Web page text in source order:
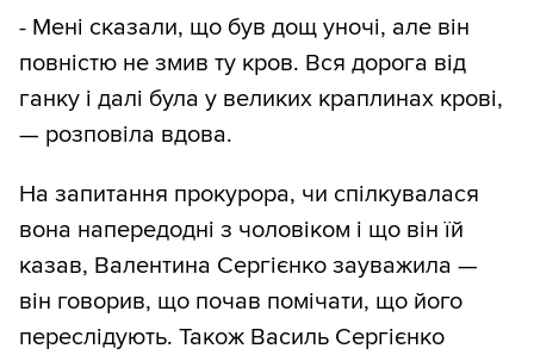
- Мені сказали, що був дощ уночі, але він
повністю не змив ту кров. Вся дорога від
ганку і далі була у великих краплинах крові,
— розповіла вдова.
На запитання прокурора, чи спілкувалася
вона напередодні з чоловіком і що він їй
казав, Валентина Сергієнко зауважила —
він говорив, що почав помічати, що його
переслідують. Також Василь Сергієнко